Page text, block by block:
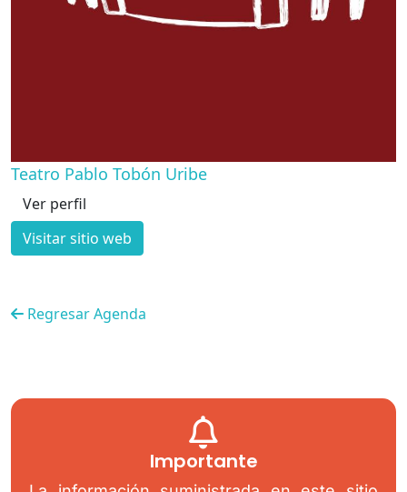
Teatro Pablo Tobón Uribe
Ver perfil
Visitar sitio web
Regresar Agenda
Importante